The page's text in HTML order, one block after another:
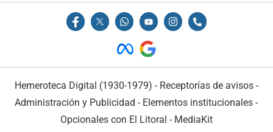
Hemeroteca Digital (1930-1979) - Receptorías de avisos -
Administración y Publicidad - Elementos institucionales -
Opcionales con El Litoral - MediaKit